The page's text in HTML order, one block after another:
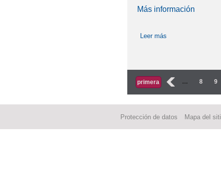
Más información
Leer más
Páginas
primera ‹ … 8 9
Protección de datos Mapa del